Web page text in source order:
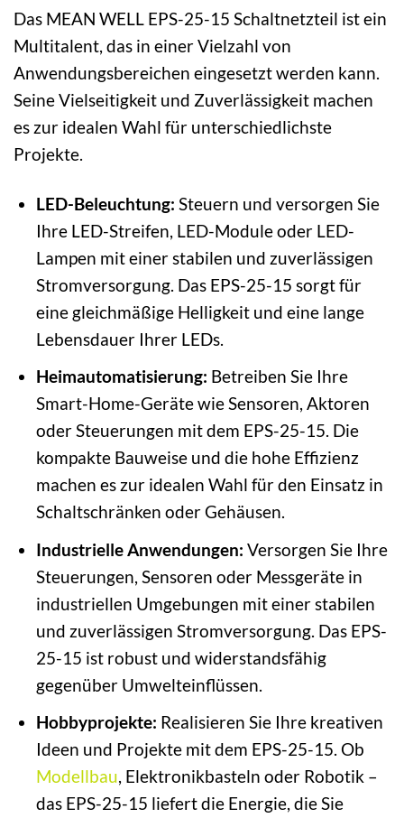
Das MEAN WELL EPS-25-15 Schaltnetzteil ist ein
Multitalent, das in einer Vielzahl von
Anwendungsbereichen eingesetzt werden kann.
Seine Vielseitigkeit und Zuverlässigkeit machen
es zur idealen Wahl für unterschiedlichste
Projekte.
LED-Beleuchtung: Steuern und versorgen Sie
Ihre LED-Streifen, LED-Module oder LED-
Lampen mit einer stabilen und zuverlässigen
Stromversorgung. Das EPS-25-15 sorgt für
eine gleichmäßige Helligkeit und eine lange
Lebensdauer Ihrer LEDs.
Heimautomatisierung: Betreiben Sie Ihre
Smart-Home-Geräte wie Sensoren, Aktoren
oder Steuerungen mit dem EPS-25-15. Die
kompakte Bauweise und die hohe Effizienz
machen es zur idealen Wahl für den Einsatz in
Schaltschränken oder Gehäusen.
Industrielle Anwendungen: Versorgen Sie Ihre
Steuerungen, Sensoren oder Messgeräte in
industriellen Umgebungen mit einer stabilen
und zuverlässigen Stromversorgung. Das EPS-
25-15 ist robust und widerstandsfähig
gegenüber Umwelteinflüssen.
Hobbyprojekte: Realisieren Sie Ihre kreativen
Ideen und Projekte mit dem EPS-25-15. Ob
Modellbau, Elektronikbasteln oder Robotik –
das EPS-25-15 liefert die Energie, die Sie